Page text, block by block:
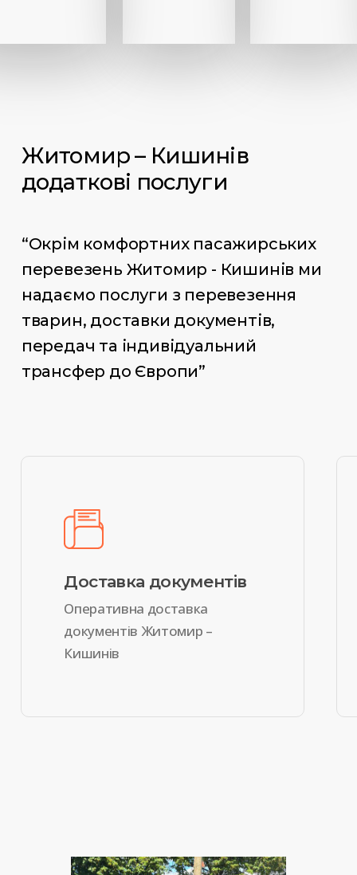
Житомир – Кишинів
додаткові послуги
“Окрім комфортних пасажирських
перевезень Житомир - Кишинів ми
надаємо послуги з перевезення
тварин, доставки документів,
передач та індивідуальний
трансфер до Європи”
Доставка документів
Оперативна доставка
документів Житомир –
Кишинів